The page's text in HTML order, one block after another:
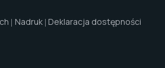
Nadruk Deklaracja dostępności